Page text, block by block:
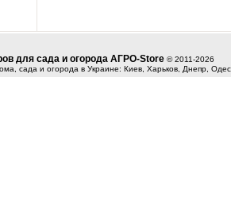
для сада и огорода АГРО-Store © 2011-2026
сада и огорода в Украине: Киев, Харьков, Днепр,